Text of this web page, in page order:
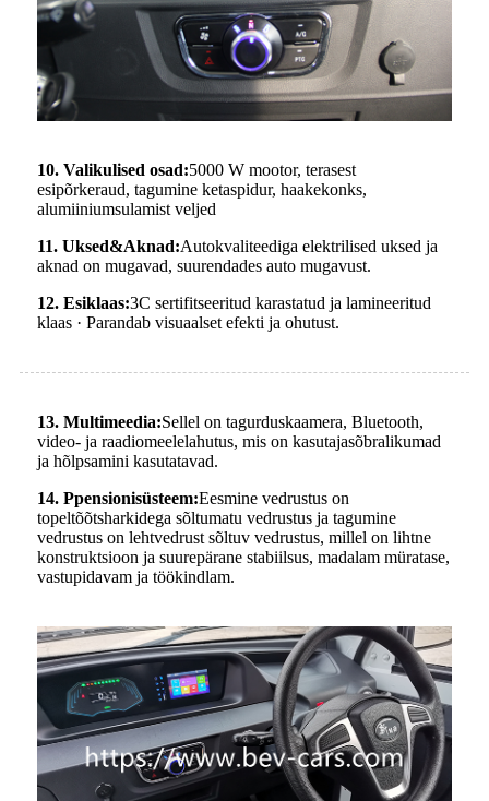
10. Valikulised osad:5000 W mootor, terasest
esipõrkeraud, tagumine ketaspidur, haakekonks,
alumiiniumsulamist veljed
11. Uksed&Aknad:Autokvaliteediga elektrilised uksed ja
aknad on mugavad, suurendades auto mugavust.
12. Esiklaas:3C sertifitseeritud karastatud ja lamineeritud
klaas · Parandab visuaalset efekti ja ohutust.
13. Multimeedia:Sellel on tagurduskaamera, Bluetooth,
video- ja raadiomeelelahutus, mis on kasutajasõbralikumad
ja hõlpsamini kasutatavad.
14. Ppensionisüsteem:Eesmine vedrustus on
topeltõõtsharkidega sõltumatu vedrustus ja tagumine
vedrustus on lehtvedrust sõltuv vedrustus, millel on lihtne
konstruktsioon ja suurepärane stabiilsus, madalam müratase,
vastupidavam ja töökindlam.